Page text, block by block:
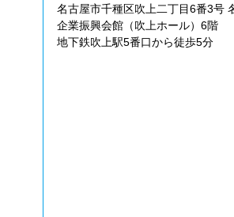
名古屋市千種区吹上二丁目6番3号
企業振興会館（吹上ホール）6階
地下鉄吹上駅5番口から徒歩5分